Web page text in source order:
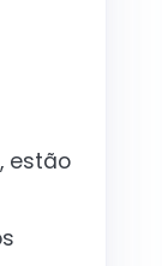
estão